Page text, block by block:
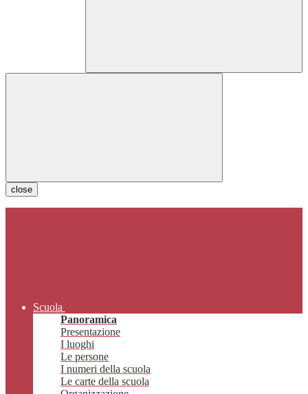
close
Scuola
Panoramica
Presentazione
I luoghi
Le persone
I numeri della scuola
Le carte della scuola